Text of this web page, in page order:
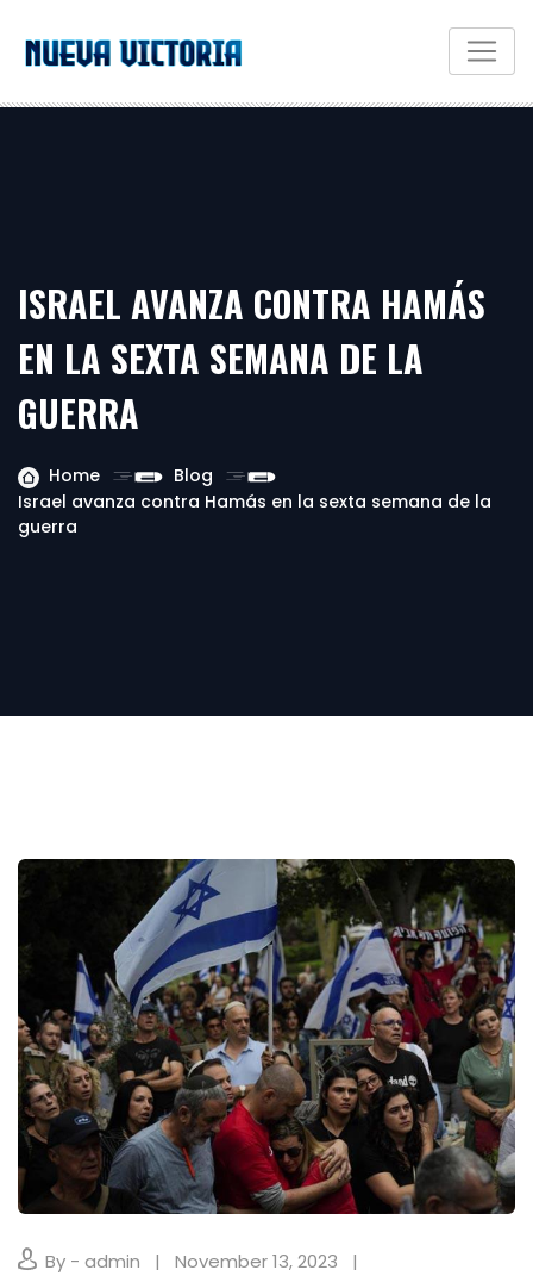
ISRAEL AVANZA CONTRA HAMÁS
EN LA SEXTA SEMANA DE LA
GUERRA
Home
Blog
Israel avanza contra Hamás en la sexta semana de la
guerra
By - admin
November 13, 2023